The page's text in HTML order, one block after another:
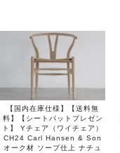
【国内在庫仕様】【送料無
料】【シートパットプレゼン
ト】 Yチェア（ワイチェア）
CH24 Carl Hansen & Son
オーク材 ソープ仕上 ナチュ